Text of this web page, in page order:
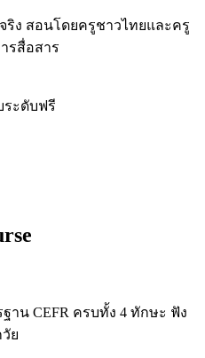
ง สอนโดยครูชาวไทยและครู
รสื่อสาร
ระดับฟรี
าน CEFR ครบทั้ง 4 ทักษะ ฟัง
ย